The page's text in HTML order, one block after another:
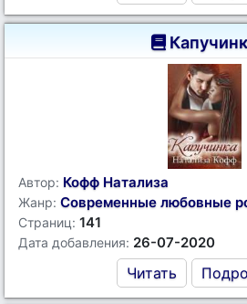
Автор: Кофф Натализа
Жанр: Современные любовные
Страниц: 141
Дата добавления: 26-07-2020
Читать